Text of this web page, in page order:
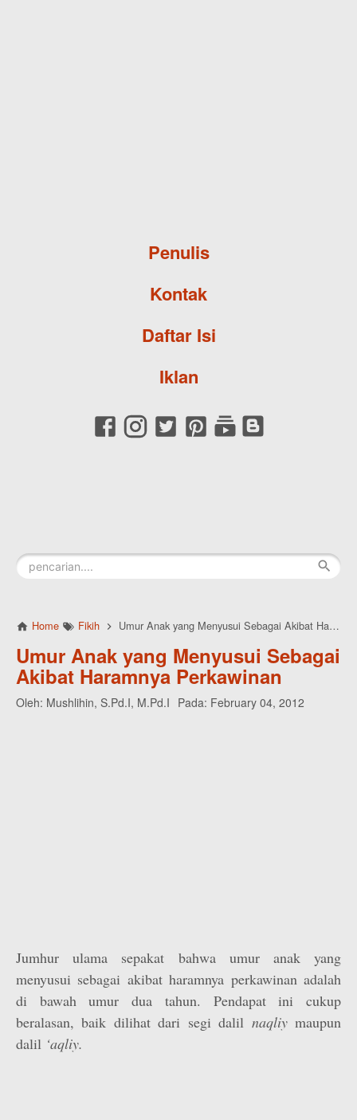
Penulis
Kontak
Daftar Isi
Iklan
Home Fikih Umur Anak yang Menyusui Sebagai Akibat Haramnya Perkawinan
Umur Anak yang Menyusui Sebagai
Akibat Haramnya Perkawinan
Oleh: Mushlihin, S.Pd.I, M.Pd.I Pada: February 04, 2012
Jumhur ulama sepakat bahwa umur anak yang
menyusui sebagai akibat haramnya perkawinan adalah
di bawah umur dua tahun. Pendapat ini cukup
beralasan, baik dilihat dari segi dalil naqliymaupun
dalil ‘aqliy.